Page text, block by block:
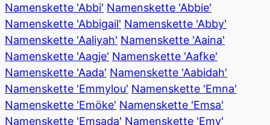
Namenskette 'Abbi' Namenskette 'Abbie'
Namenskette 'Abbigail' Namenskette 'Abby'
Namenskette 'Aaliyah' Namenskette 'Aaina'
Namenskette 'Aagje' Namenskette 'Aafke'
Namenskette 'Aada' Namenskette 'Aabidah'
Namenskette 'Emmylou' Namenskette 'Emna'
Namenskette 'Emöke' Namenskette 'Emsa'
Namenskette 'Emsada' Namenskette 'Emy'